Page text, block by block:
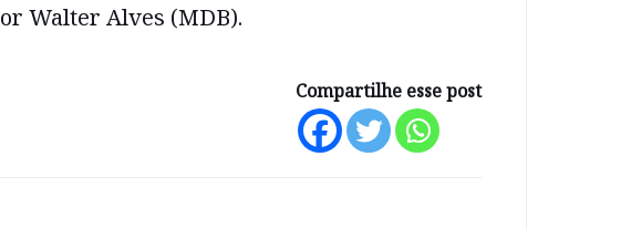
Walter Alves (MDB).
Compartilhe esse post